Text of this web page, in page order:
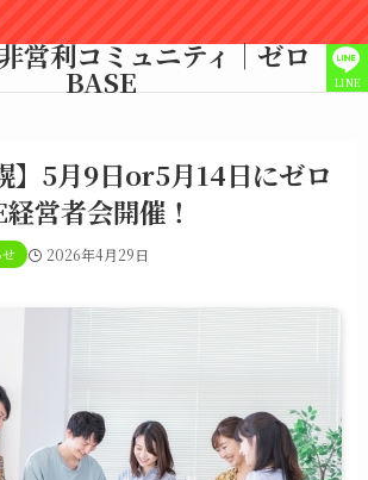
営利コミュニティ｜ゼロ
BASE LINE
】5月9日or5月14日にゼロ
営者会開催！
2026年4月29日